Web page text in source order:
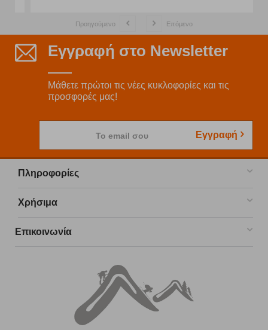
Προηγούμενο Επόμενο
Εγγραφή στο Newsletter
Μάθετε πρώτοι τις νέες κυκλοφορίες και τις
προσφορές μας!
Το email σου Εγγραφή
Πληροφορίες
Χρήσιμα
Επικοινωνία